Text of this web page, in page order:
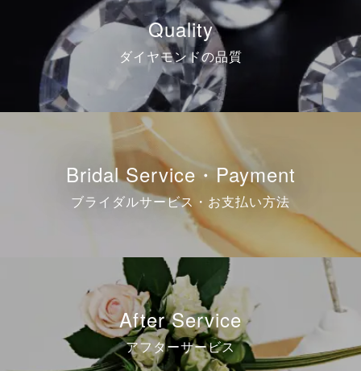
Quality
ダイヤモンドの品質
Bridal Service・Payment
ブライダルサービス・お支払い方法
After Service
アフターサービス